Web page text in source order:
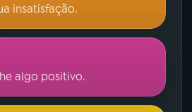
insatisfação.
algo positivo.